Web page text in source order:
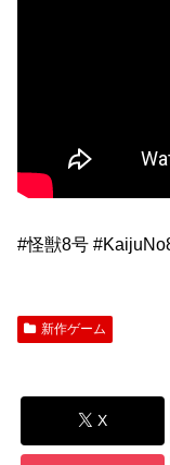
#怪獣8号
新作ゲーム
X